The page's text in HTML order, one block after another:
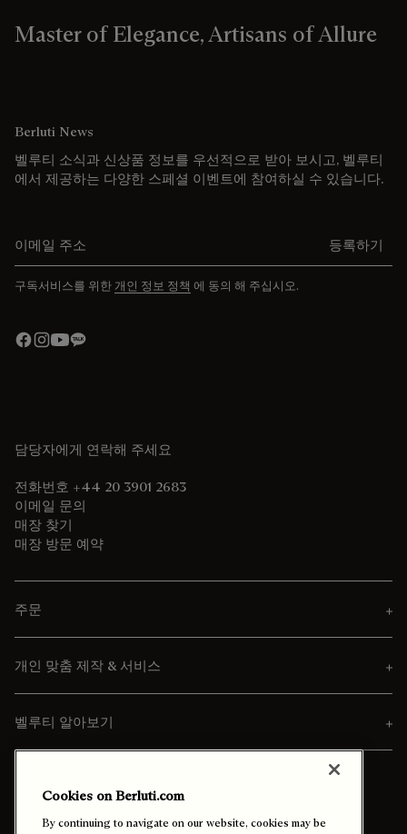
Master of Elegance, Artisans of Allure
Berluti News
벨루티 소식과 신상품 정보를 우선적으로 받아 보시고, 벨루티
에서 제공하는 다양한 스페셜 이벤트에 참여하실 수 있습니다.
등록하기
구독서비스를 위한 개인 정보 정책 에 동의 해 주십시오.
담당자에게 연락해 주세요
전화번호 +44 20 3901 2683
이메일 문의
매장 찾기
매장 방문 예약
주문
개인 맞춤 제작 & 서비스
벨루티 알아보기
Cookies on Berluti.com
By continuing to navigate on our website, cookies may be